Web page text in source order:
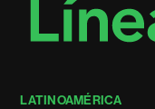
LATINOAMÉRICA